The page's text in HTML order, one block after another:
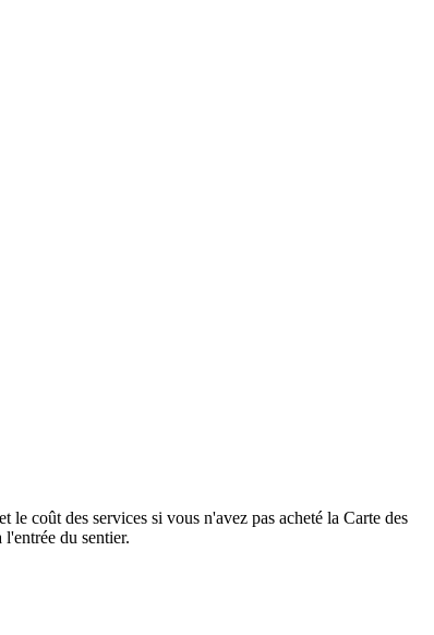
coût des services si vous n'avez pas acheté la Carte des
du sentier.